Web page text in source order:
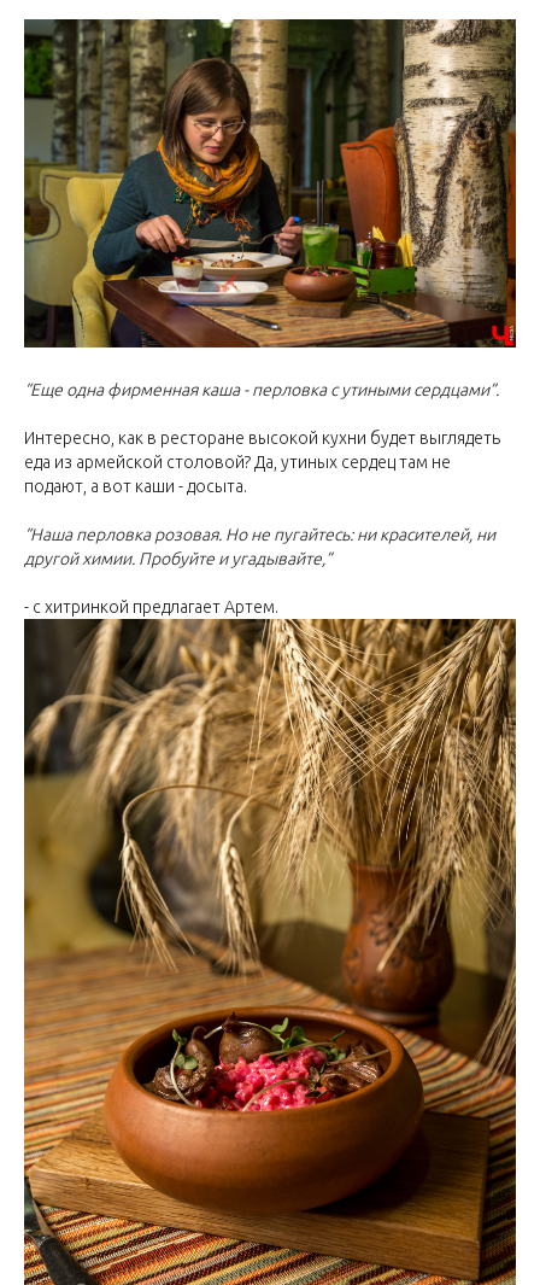
“Еще одна фирменная каша - перловка с утиными сердцами”.
Интересно, как в ресторане высокой кухни будет выглядеть
еда из армейской столовой? Да, утиных сердец там не
подают, а вот каши - досыта.
“Наша перловка розовая. Но не пугайтесь: ни красителей, ни
другой химии. Пробуйте и угадывайте,”
- с хитринкой предлагает Артем.